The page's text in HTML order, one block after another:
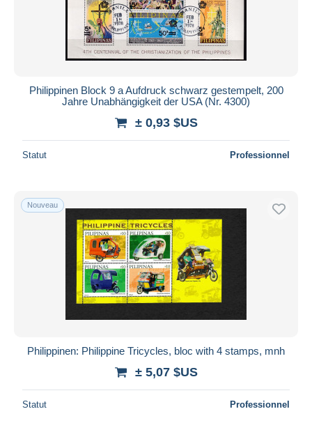
Philippinen Block 9 a Aufdruck schwarz gestempelt, 200
Jahre Unabhängigkeit der USA (Nr. 4300)
± 0,93 $US
Statut Professionnel
Nouveau
Philippinen: Philippine Tricycles, bloc with 4 stamps, mnh
± 5,07 $US
Statut Professionnel